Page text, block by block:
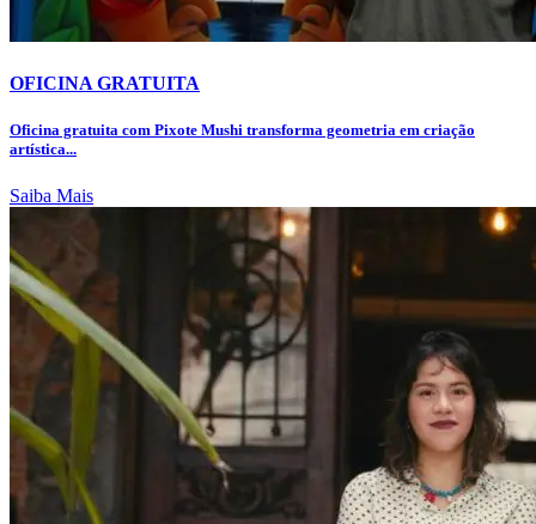
OFICINA GRATUITA
Oficina gratuita com Pixote Mushi transforma geometria em criação
artística...
Saiba Mais